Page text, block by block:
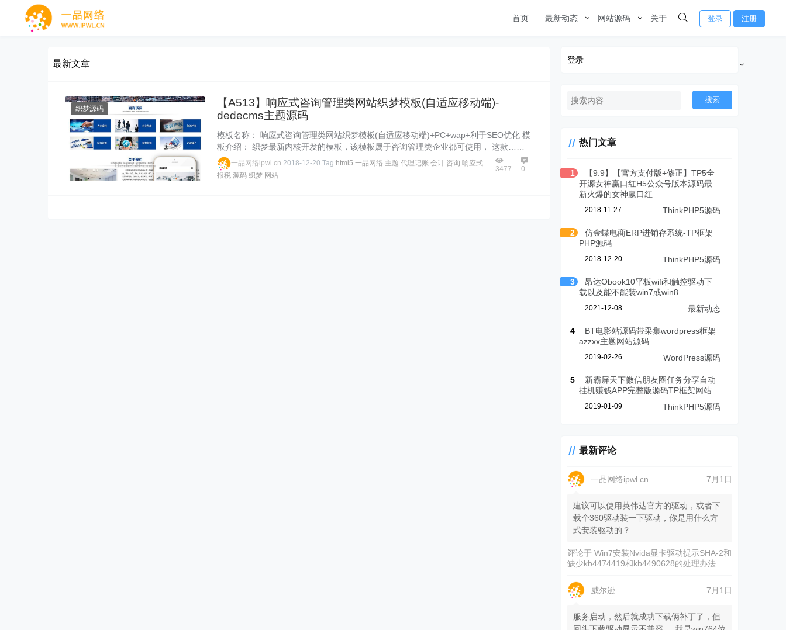
首页 最新动态 网站源码 关于 登录 注册
最新文章
织梦源码
【A513】响应式咨询管理类网站织梦模板(自适应移动端)-
dedecms主题源码
模板名称： 响应式咨询管理类网站织梦模板(自适应移动端)+PC+wap+利于SEO优化 模
板介绍： 织梦最新内核开发的模板，该模板属于咨询管理类企业都可使用， 这款……
一品网络ipwl.cn2018-12-20 Tag: html5 一品网络 主题 代理记账 会计 咨询 响应式
报税 源码 织梦 网站
3477 0
登录
搜索
热门文章
1
【9.9】【官方支付版+修正】TP5全
开源女神赢口红H5公众号版本源码最
新火爆的女神赢口红
2018-11-27 ThinkPHP5源码
2
仿金蝶电商ERP进销存系统-TP框架
PHP源码
2018-12-20 ThinkPHP5源码
3
昂达Obook10平板wifi和触控驱动下
载以及能不能装win7或win8
2021-12-08 最新动态
4
BT电影站源码带采集wordpress框架
azzxx主题网站源码
2019-02-26 WordPress源码
5
新霸屏天下微信朋友圈任务分享自动
挂机赚钱APP完整版源码TP框架网站
2019-01-09 ThinkPHP5源码
最新评论
一品网络ipwl.cn 7月1日
建议可以使用英伟达官方的驱动，或者下
载个360驱动装一下驱动，你是用什么方
式安装驱动的？
评论于Win7安装Nvida显卡驱动提示SHA-2和
缺少kb4474419和kb4490628的处理办法
威尔逊 7月1日
服务启动，然后就成功下载俩补丁了，但